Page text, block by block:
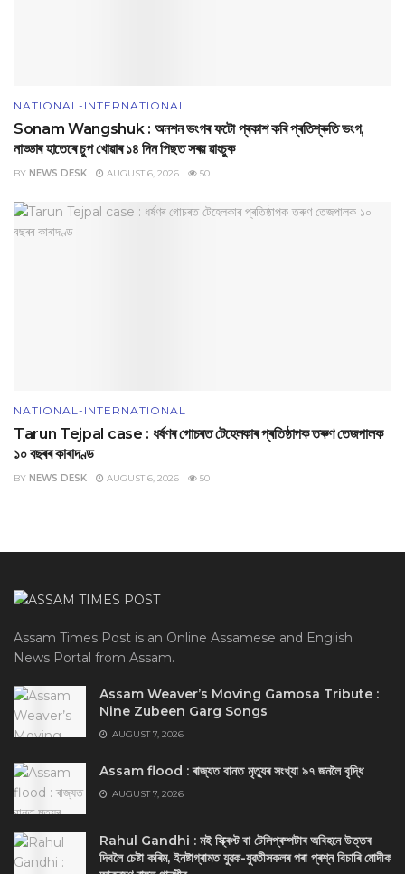
NATIONAL-INTERNATIONAL
Sonam Wangshuk : অনশন ভংগৰ ফটো প্ৰকাশ কৰি প্ৰতিশ্ৰুতি ভংগ,
নাড্ডাৰ হাতেৰে চুপ খোৱাৰ ১৪ দিন পিছত সৰৱ ৱাংচুক
BY NEWS DESK AUGUST 6, 2026 50
NATIONAL-INTERNATIONAL
Tarun Tejpal case : ধৰ্ষণৰ গোচৰত টেহেলকাৰ প্ৰতিষ্ঠাপক তৰুণ তেজপালক
১০ বছৰৰ কাৰাদণ্ড
BY NEWS DESK AUGUST 6, 2026 50
Assam Times Post is an Online Assamese and English
News Portal from Assam.
Assam Weaver’s Moving Gamosa Tribute :
Nine Zubeen Garg Songs
AUGUST 7, 2026
Assam flood : ৰাজ্যত বানত মৃত্যুৰ সংখ্যা ৯৭ জনলৈ বৃদ্ধি
AUGUST 7, 2026
Rahul Gandhi : মই স্ক্ৰিপ্ট বা টেলিপ্ৰম্পটাৰ অবিহনে উত্তৰ
দিবলৈ চেষ্টা কৰিম, ইনষ্টাগ্ৰামত যুৱক-যুৱতীসকলৰ পৰা প্ৰশ্ন বিচাৰি মোদীক